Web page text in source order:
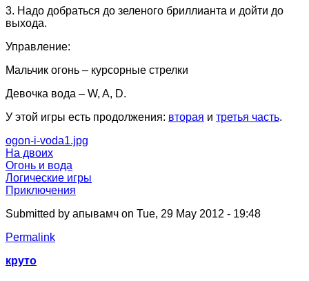
3. Надо добраться до зеленого бриллианта и дойти до
выхода.
Управление:
Мальчик огонь – курсорные стрелки
Девочка вода – W, A, D.
У этой игры есть продолжения: вторая и третья часть.
ogon-i-voda1.jpg
На двоих
Огонь и вода
Логические игры
Приключения
Submitted by апывамч on Tue, 29 May 2012 - 19:48
Permalink
круто